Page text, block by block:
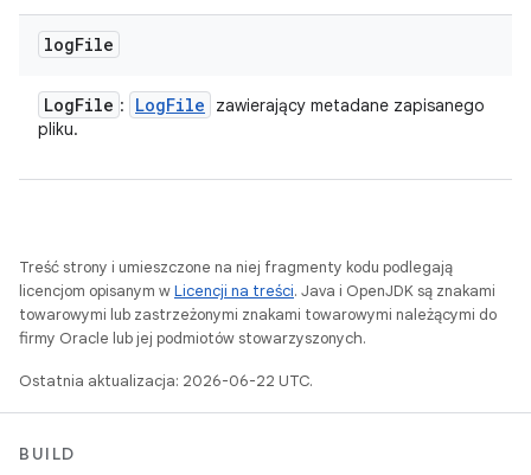
logFile
LogFile : LogFile
zawierający metadane zapisanego
pliku.
Treść strony i umieszczone na niej fragmenty kodu podlegają
licencjom opisanym wLicencji na treści. Java i OpenJDK są znakami
towarowymi lub zastrzeżonymi znakami towarowymi należącymi do
firmy Oracle lub jej podmiotów stowarzyszonych.
Ostatnia aktualizacja: 2026-06-22 UTC.
BUILD